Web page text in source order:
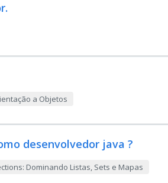
a Objetos
desenvolvedor java ?
Dominando Listas, Sets e Mapas